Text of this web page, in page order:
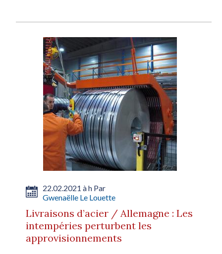
22.02.2021 à h Par
Gwenaëlle Le Louette
Livraisons d’acier / Allemagne : Les
intempéries perturbent les
approvisionnements